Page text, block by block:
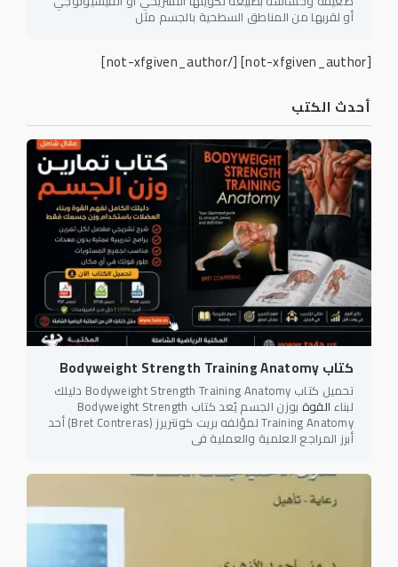
أحدث الكتب
كتاب Bodyweight Strength Training Anatomy
تحميل كتاب Bodyweight Strength Training Anatomy دليلك
لبناء القوة بوزن الجسم يُعد كتاب Bodyweight Strength
Training Anatomy لمؤلفه بريت كونتريرز (Bret Contreras) أحد
أبرز المراجع العلمية والعملية في
أو لقربها من المناطق السطحية بالجسم مثل
[not-xfgiven_author]
[/not-xfgiven_author]